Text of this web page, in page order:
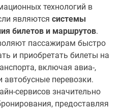
технологий в
являются системы
билетов и маршрутов.
пассажирам быстро
и приобретать билеты на
включая авиа-,
перевозки.
сервисов значительно
предоставляя